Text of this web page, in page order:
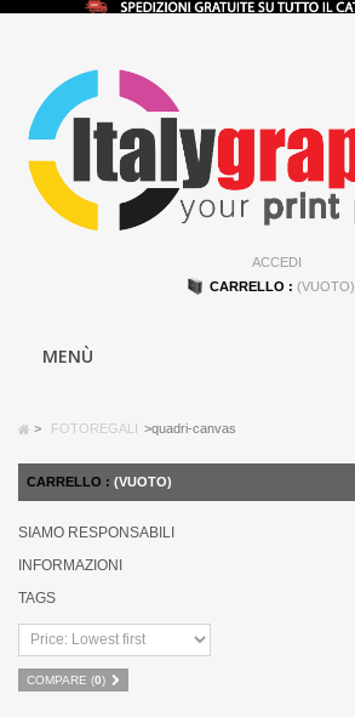
ACCEDI
CARRELLO : (VUOTO)
MENÙ
> FOTOREGALI >quadri-canvas
CARRELLO : (VUOTO)
SIAMO RESPONSABILI
INFORMAZIONI
TAGS
COMPARE (0)